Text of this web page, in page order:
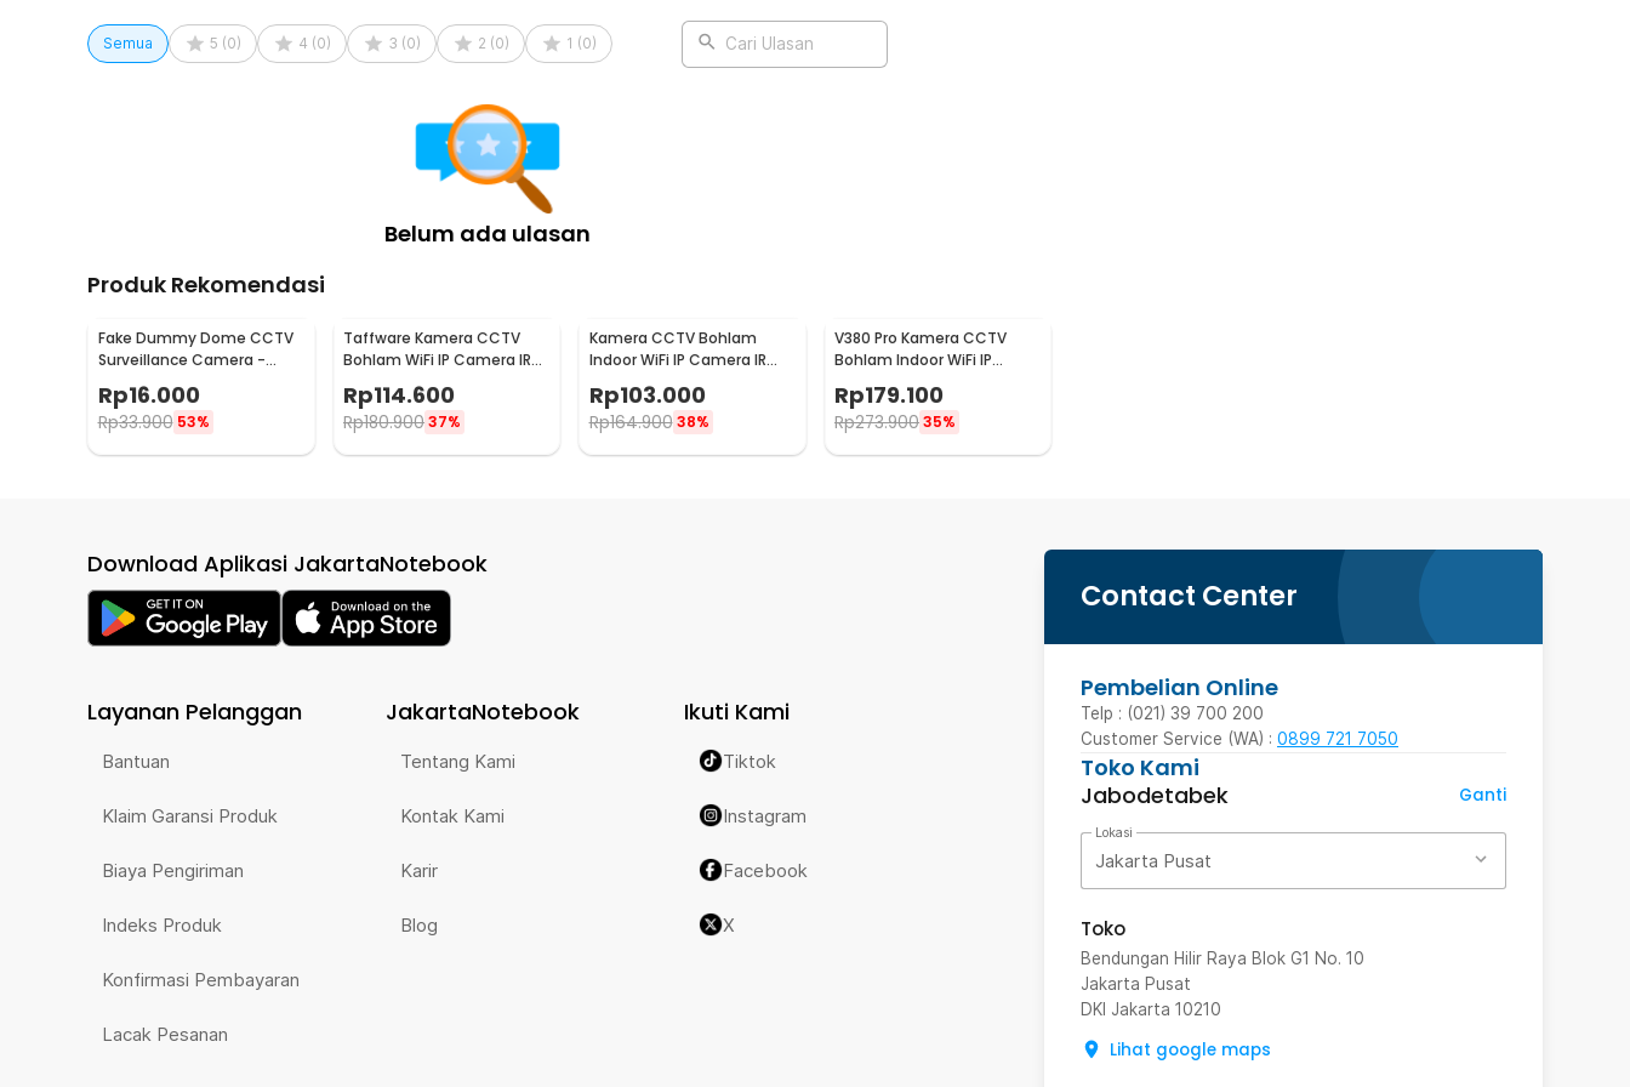
Semua 5 (0) 4 (0) 3 (0) 2 (0) 1 (0) Cari Ulasan
Belum ada ulasan
Produk Rekomendasi
Fake Dummy Dome CCTV
Surveillance Camera -
Rp16.000
Rp33.900 53%
Taffware Kamera CCTV
Bohlam WiFi IP Camera IR
Detection 1MP 1080P - YY012
Rp114.600
Rp180.90037%
Kamera CCTV Bohlam
Indoor WiFi IP Camera IR
Detection E27 2MP 1080P -
YS-2303
Rp103.000
Rp164.900 38%
V380 Pro Kamera CCTV
Bohlam Indoor WiFi IP
1080P - E9
Rp179.100
Rp273.90035%
Contact Center
Pembelian Online
Telp : (021) 39 700 200
Customer Service (WA) : 0899 721 7050
Toko Kami
Jabodetabek
Ganti
Lokasi
Jakarta Pusat
Toko
Bendungan Hilir Raya Blok G1 No. 10
Jakarta Pusat
DKI Jakarta 10210
Lihat google maps
Download Aplikasi JakartaNotebook
Layanan Pelanggan
Bantuan
Klaim Garansi Produk
Biaya Pengiriman
Indeks Produk
Konfirmasi Pembayaran
Lacak Pesanan
JakartaNotebook
Tentang Kami
Kontak Kami
Karir
Blog
Ikuti Kami
Tiktok
Instagram
Facebook
X